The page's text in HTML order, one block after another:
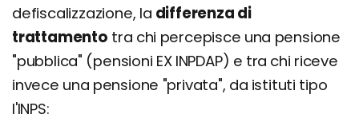
defiscalizzazione, la differenza di
trattamento tra chi percepisce una pensione
"pubblica" (pensioni EX INPDAP) e tra chi riceve
invece una pensione "privata", da istituti tipo
l'INPS: